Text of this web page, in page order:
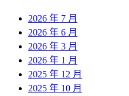
2026 年 7 月
2026 年 6 月
2026 年 3 月
2026 年 1 月
2025 年 12 月
2025 年 10 月